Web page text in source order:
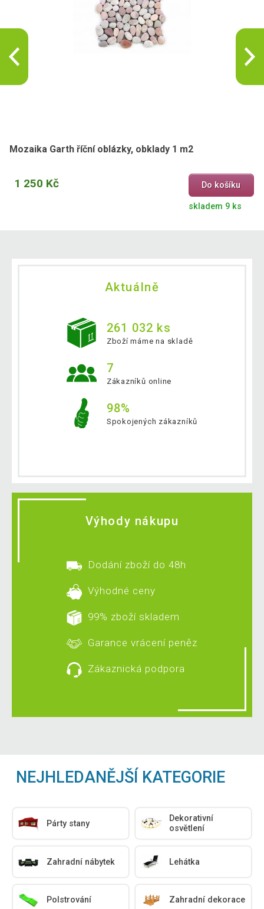
Mozaika Garth říční oblázky, obklady 1 m2
1 250 Kč Do košíku
skladem 9 ks
Aktuálně
261 032 ks
Zboží máme na skladě
7
Zákazníků online
98%
Spokojených zákazníků
Výhody nákupu
Dodání zboží do 48h
Výhodné ceny
99% zboží skladem
Garance vrácení peněz
Zákaznická podpora
NEJHLEDANĚJŠÍ KATEGORIE
Párty stany
Dekorativní
osvětlení
Zahradní nábytek Lehátka
Polstrování Zahradní dekorace